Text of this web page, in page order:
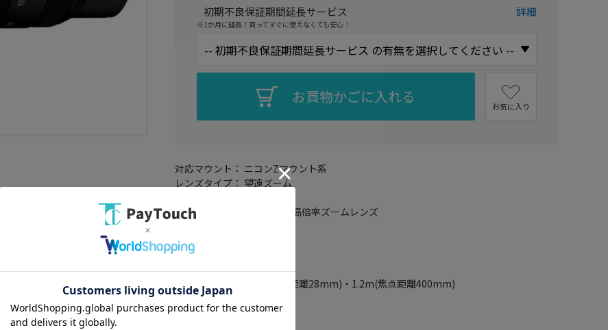
初期不良保証期間延長サービス
※1か月に延長！買ってすぐに使えなくても安心！
詳細
お買物かごに入れる お気に入り
対応マウント： ニコンZマウント系
レンズタイプ： 望遠ズーム
詳細レンズタイプ： 超望遠高倍率ズームレンズ
レンズ構成： 15群21枚
絞り羽根枚数： 9 枚
焦点距離： 28～400mm
最短撮影距離： 0.2m(焦点距離28mm)・1.2m(焦点距離400mm)
最大撮影倍率： 0.35倍
開放F値： F4-8